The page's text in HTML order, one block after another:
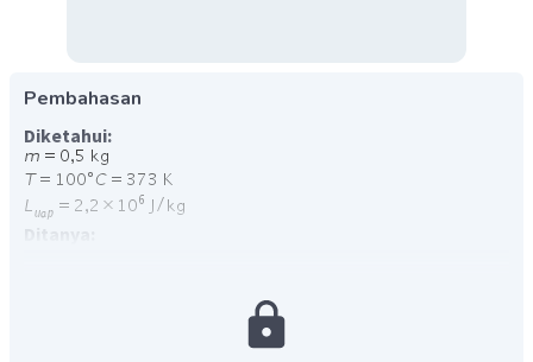
Pembahasan
Diketahui:
Ditanya:
Langkah pertama, menghitung jumlah kalor yang
dibutuhkan untuk menguapkan air: